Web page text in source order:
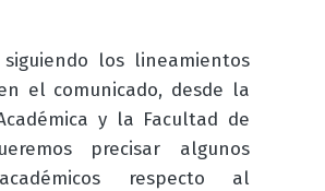
los lineamientos
el comunicado, desde la
y la Facultad de
precisar algunos
respecto al